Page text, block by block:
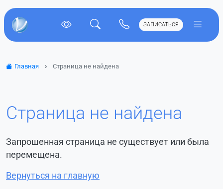
ЗАПИСАТЬСЯ
Главная Страница не найдена
Страница не найдена
Запрошенная страница не существует или была
перемещена.
Вернуться на главную